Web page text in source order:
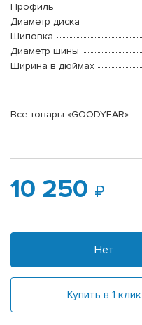
Профиль
Диаметр диска
Шиповка
Диаметр шины
Ширина в дюймах
Все товары «GOODYEAR»
10 250
Нет
Купить в 1 клик